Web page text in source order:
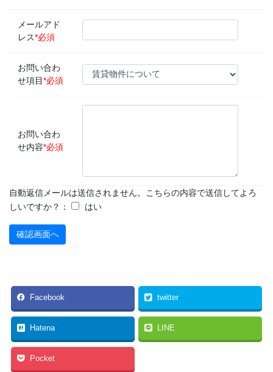
メールアド
レス*必須
お問い合わ
せ項目*必須
お問い合わ
せ内容*必須
自動返信メールは送信されません。こちらの内容で送信してよろ
しいですか？：
はい
Facebook twitter
Hatena LINE
Pocket